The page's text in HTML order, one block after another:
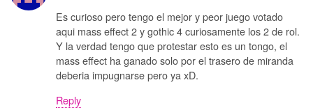
Es curioso pero tengo el mejor y peor juego votado
aqui mass effect 2 y gothic 4 curiosamente los 2 de rol.
Y la verdad tengo que protestar esto es un tongo, el
mass effect ha ganado solo por el trasero de miranda
deberia impugnarse pero ya xD.
Reply